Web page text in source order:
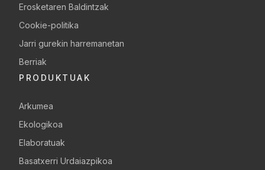
Erosketaren Baldintzak
Cookie-politika
Jarri gurekin harremanetan
Berriak
PRODUKTUAK
Arkumea
Ekologikoa
Elaboratuak
Basatxerri Urdaiazpikoa